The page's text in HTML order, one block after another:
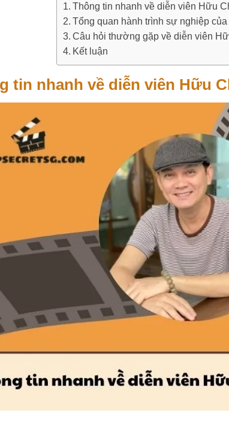
Thông tin nhanh về diễn viên Hữu
Tổng quan hành trình sự nghiệp
Câu hỏi thường gặp về diễn viên
Kết luận
tin nhanh về diễn viên Hữu